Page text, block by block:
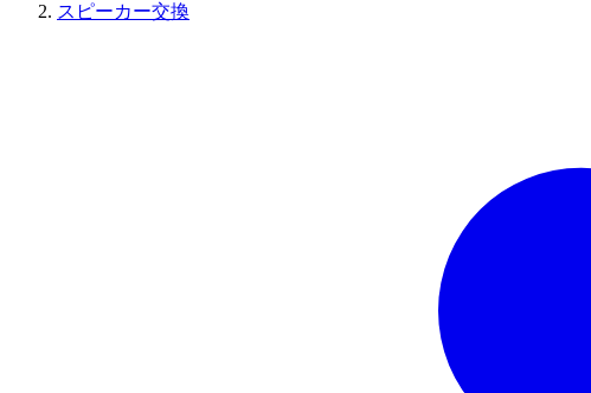
スピーカー交換